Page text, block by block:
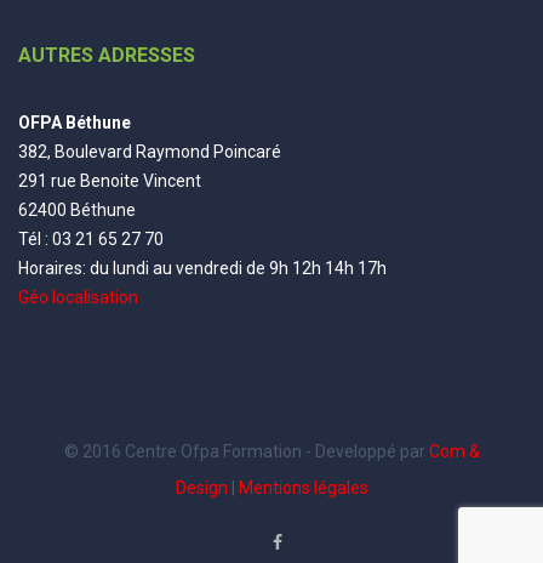
AUTRES ADRESSES
OFPA Béthune
382, Boulevard Raymond Poincaré
291 rue Benoite Vincent
62400 Béthune
Tél : 03 21 65 27 70
Horaires: du lundi au vendredi de 9h 12h 14h 17h
Géo localisation
© 2016 Centre Ofpa Formation - Developpé par Com &
Design
Mentions légales